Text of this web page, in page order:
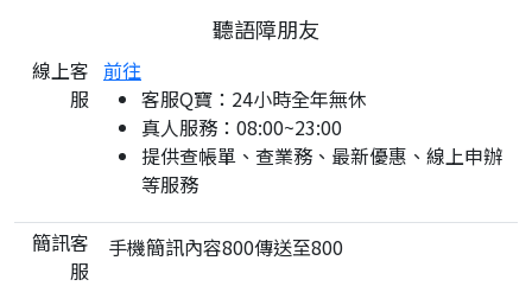
聽語障朋友
線上客
服
前往
客服Q寶：24小時全年無休
真人服務：08:00~23:00
提供查帳單、查業務、最新優惠、線上申辦
等服務
簡訊客
服
手機簡訊內容800傳送至800